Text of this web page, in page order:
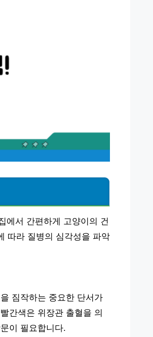
에서 간편하게 고양이의 건
따라 질병의 심각성을 파악
짐작하는 중요한 단서가
간색은 위장관 출혈을 의
이 필요합니다.